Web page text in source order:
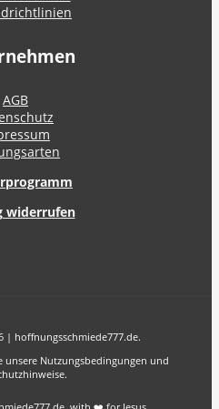
AGB
widerrufen
| hoffnungsschmiede777.de.
unsere Nutzungsbedingungen und